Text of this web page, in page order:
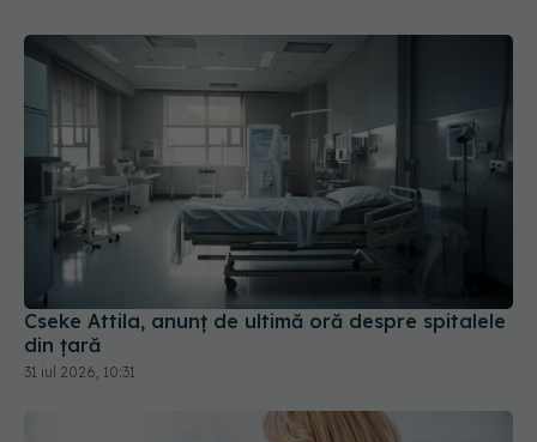
Cseke Attila, anunț de ultimă oră despre spitalele
din țară
31 iul 2026, 10:31